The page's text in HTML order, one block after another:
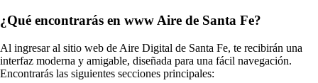
¿Qué encontrarás en www Aire de Santa Fe?
Al ingresar al sitio web de Aire Digital de Santa Fe, te recibirán una
interfaz moderna y amigable, diseñada para una fácil navegación.
Encontrarás las siguientes secciones principales: